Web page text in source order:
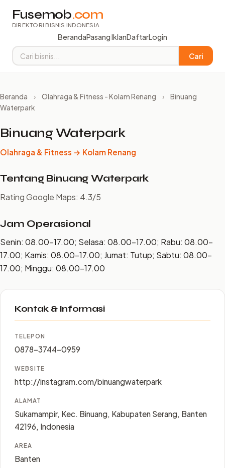
Fusemob.com
DIREKTORI BISNIS INDONESIA
BerandaPasang IklanDaftarLogin
Cari
Beranda › Olahraga & Fitness - Kolam Renang ›
Binuang
Waterpark
Binuang Waterpark
Olahraga & Fitness → Kolam Renang
Tentang Binuang Waterpark
Rating Google Maps: 4.3/5
Jam Operasional
Senin: 08.00–17.00; Selasa: 08.00–17.00; Rabu: 08.00–
17.00; Kamis: 08.00–17.00; Jumat: Tutup; Sabtu: 08.00–
17.00; Minggu: 08.00–17.00
Kontak & Informasi
TELEPON
0878-3744-0959
WEBSITE
http://instagram.com/binuangwaterpark
ALAMAT
Sukamampir, Kec. Binuang, Kabupaten Serang, Banten
42196, Indonesia
AREA
Banten